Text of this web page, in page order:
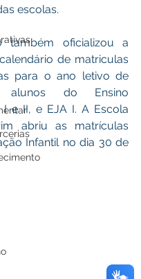
escolas.
também oficializou a
de matriculas
para o ano letivo de
do Ensino
I e II, e EJA I. A Escola
abriu as matrículas
Infantil no dia 30 de